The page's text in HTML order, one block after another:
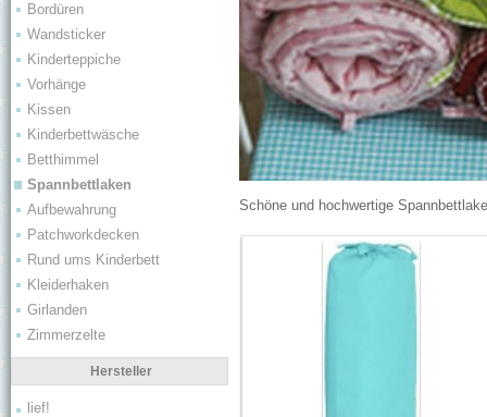
Bordüren
Wandsticker
Kinderteppiche
Vorhänge
Kissen
Kinderbettwäsche
Betthimmel
Spannbettlaken
Aufbewahrung
Patchworkdecken
Rund ums Kinderbett
Kleiderhaken
Girlanden
Zimmerzelte
Hersteller
lief!
Schöne und hochwertige